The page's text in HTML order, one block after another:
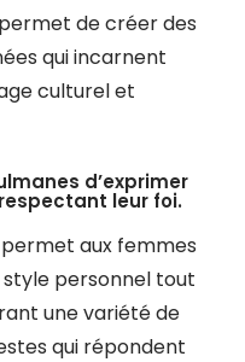
de créer des
qui incarnent
culturel et
d’exprimer
leur foi.
aux femmes
style personnel tout
une variété de
qui répondent